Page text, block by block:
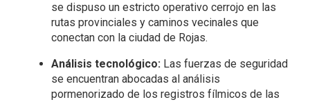
se dispuso un estricto operativo cerrojo en las
rutas provinciales y caminos vecinales que
conectan con la ciudad de Rojas.
Análisis tecnológico:Las fuerzas de seguridad
se encuentran abocadas al análisis
pormenorizado de los registros fílmicos de las